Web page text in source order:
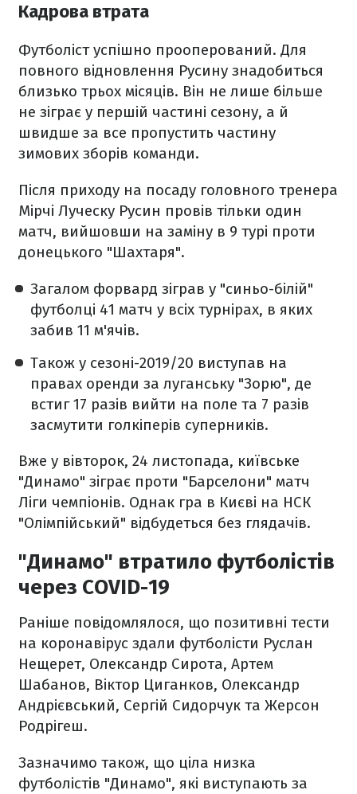
Кадрова втрата
Футболіст успішно прооперований. Для
повного відновлення Русину знадобиться
близько трьох місяців. Він не лише більше
не зіграє у першій частині сезону, а й
швидше за все пропустить частину
зимових зборів команди.
Після приходу на посаду головного тренера
Мірчі Луческу Русин провів тільки один
матч, вийшовши на заміну в 9 турі проти
донецького "Шахтаря".
Загалом форвард зіграв у "синьо-білій"
футболці 41 матч у всіх турнірах, в яких
забив 11 м'ячів.
Також у сезоні-2019/20 виступав на
правах оренди за луганську "Зорю", де
встиг 17 разів вийти на поле та 7 разів
засмутити голкіперів суперників.
Вже у вівторок, 24 листопада, київське
"Динамо" зіграє проти "Барселони" матч
Ліги чемпіонів. Однак гра в Києві на НСК
"Олімпійський" відбудеться без глядачів.
"Динамо" втратило футболістів
через COVID-19
Раніше повідомлялося, що позитивні тести
на коронавірус здали футболісти Руслан
Нещерет, Олександр Сирота, Артем
Шабанов, Віктор Циганков, Олександр
Андрієвський, Сергій Сидорчук та Жерсон
Родрігеш.
Зазначимо також, що ціла низка
футболістів "Динамо", які виступають за